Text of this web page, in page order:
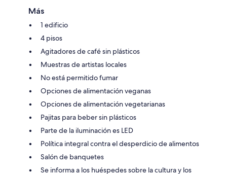
Más
1 edificio
4 pisos
Agitadores de café sin plásticos
Muestras de artistas locales
No está permitido fumar
Opciones de alimentación veganas
Opciones de alimentación vegetarianas
Pajitas para beber sin plásticos
Parte de la iluminación es LED
Política integral contra el desperdicio de alimentos
Salón de banquetes
Se informa a los huéspedes sobre la cultura y los